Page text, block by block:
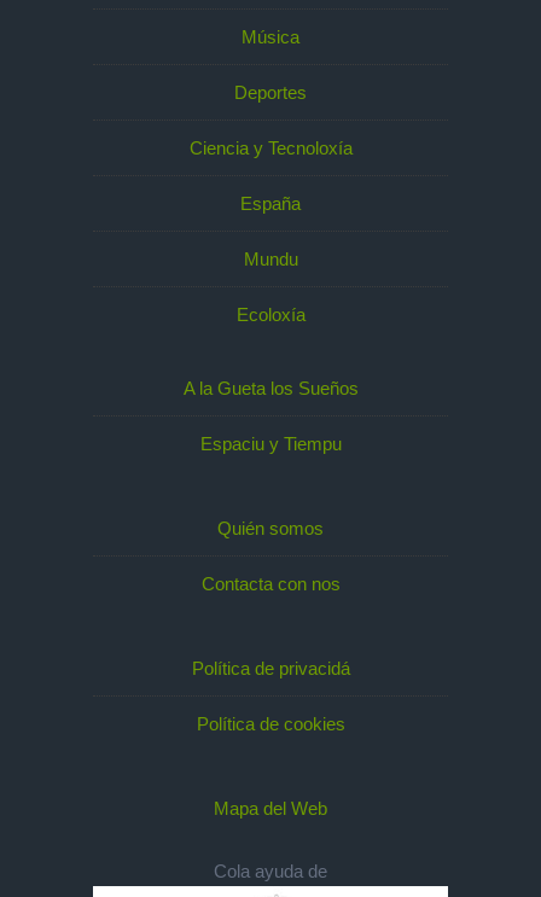
Música
Deportes
Ciencia y Tecnoloxía
España
Mundu
Ecoloxía
A la Gueta los Sueños
Espaciu y Tiempu
Quién somos
Contacta con nos
Política de privacidá
Política de cookies
Mapa del Web
Cola ayuda de